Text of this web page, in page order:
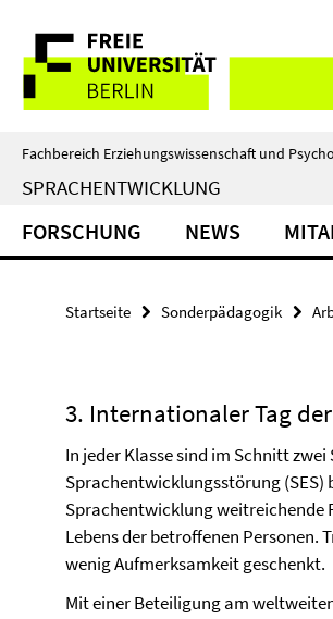
direkt
Inhalt
Service-
Navigation
Fachbereich Erziehungswissenschaft und
SPRACHENTWICKLUNG
FORSCHUNG NEWS
Startseite Sonderpädagogik
3. Internationaler Tag
In jeder Klasse sind im Schnitt
Sprachentwicklungsstörung
Sprachentwicklung weitreichende
Lebens der betroffenen Personen.
wenig Aufmerksamkeit geschenkt.
Mit einer Beteiligung am